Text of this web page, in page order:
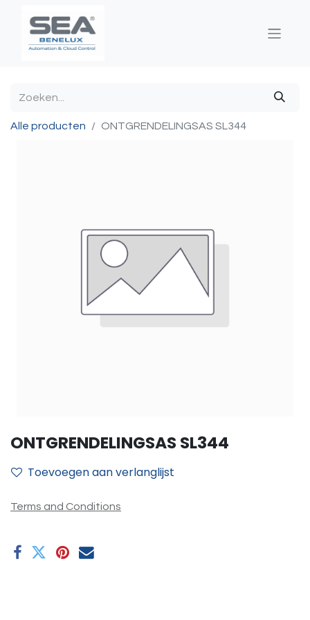
Alle producten ONTGRENDELINGSAS SL344
ONTGRENDELINGSAS SL344
Toevoegen aan verlanglijst
Terms and Conditions